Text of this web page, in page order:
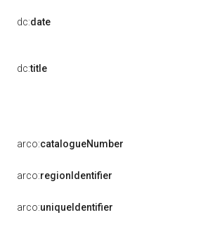
dc:date
dc:title
arco:catalogueNumber
arco:regionIdentifier
arco:uniqueIdentifier